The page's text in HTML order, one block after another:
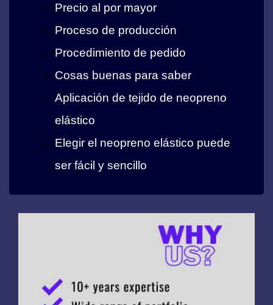
Precio al por mayor
Proceso de producción
Procedimiento de pedido
Cosas buenas para saber
Aplicación de tejido de neopreno
elástico
Elegir el neopreno elástico puede
ser fácil y sencillo